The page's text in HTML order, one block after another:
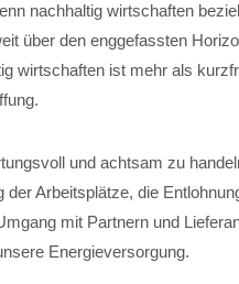
nachhaltig wirtschaften
über den enggefassten
wirtschaften ist mehr als
und achtsam zu
Arbeitsplätze, die
mit Partnern und
Energieversorgung.